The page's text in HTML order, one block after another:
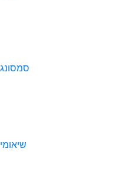
סמסונג
שיאומי